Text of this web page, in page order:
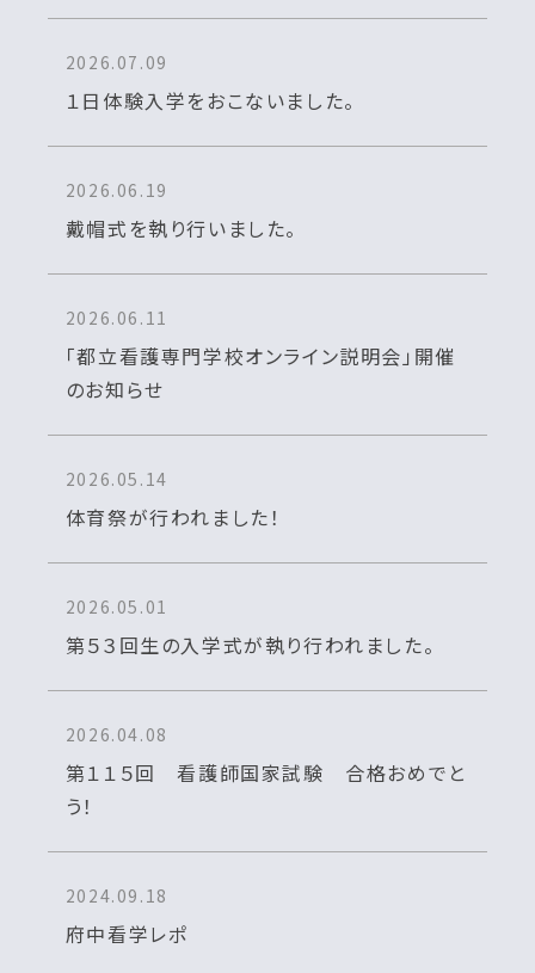
2026.07.09
１日体験入学をおこないました。
2026.06.19
戴帽式を執り行いました。
2026.06.11
「都立看護専門学校オンライン説明会」開催
のお知らせ
2026.05.14
体育祭が行われました！
2026.05.01
第５３回生の入学式が執り行われました。
2026.04.08
第１１５回 看護師国家試験 合格おめでと
う！
2024.09.18
府中看学レポ